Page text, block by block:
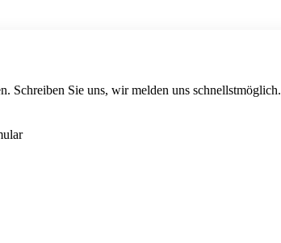
Schreiben Sie uns, wir melden uns schnellstmöglich.